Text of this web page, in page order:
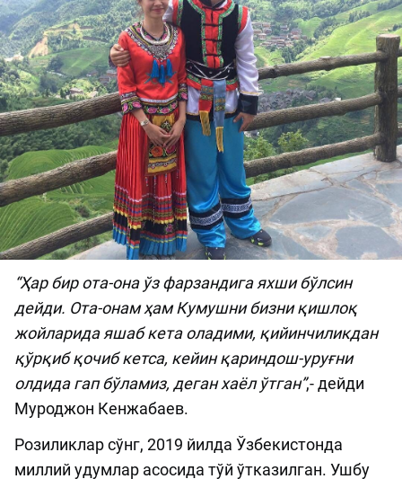
“Ҳар бир ота-она ўз фарзандига яхши бўлсин
дейди. Ота-онам ҳам Кумушни бизни қишлоқ
жойларида яшаб кета оладими, қийинчиликдан
қўрқиб қочиб кетса, кейин қариндош-уруғни
олдида гап бўламиз, деган хаёл ўтган”,- дейди
Муроджон Кенжабаев.
Розиликлар сўнг, 2019 йилда Ўзбекистонда
миллий удумлар асосида тўй ўтказилган. Ушбу